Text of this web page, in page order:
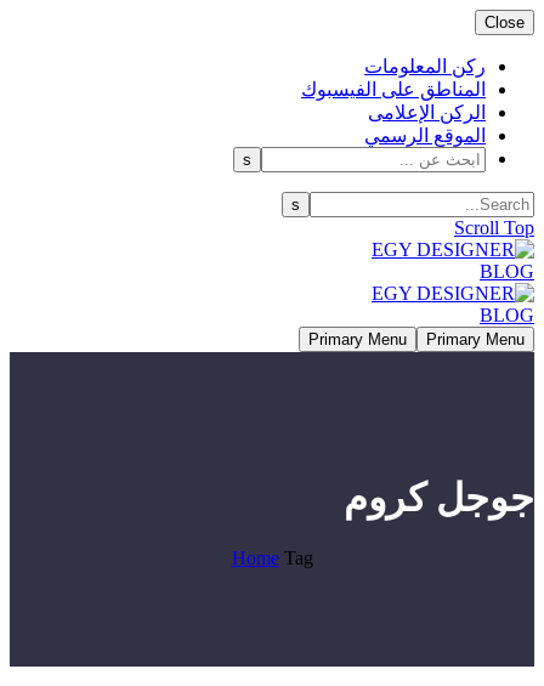
Close
ركن المعلومات
المناطق على الفيسبوك
الركن الإعلامى
الموقع الرسمي
Scroll Top
Primary Menu
Primary Menu
جوجل كروم
Home Tag